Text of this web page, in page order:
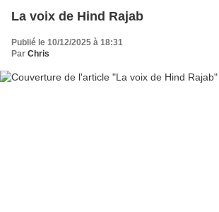
La voix de Hind Rajab
Publié le 10/12/2025 à 18:31
Par Chris